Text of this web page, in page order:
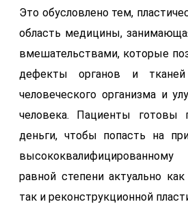
Это обусловлено тем,
область медицины,
вмешательствами, которые
дефекты органов и
человеческого организма и
человека. Пациенты готовы
деньги, чтобы попасть на
равной степени актуально
так и реконструкционной